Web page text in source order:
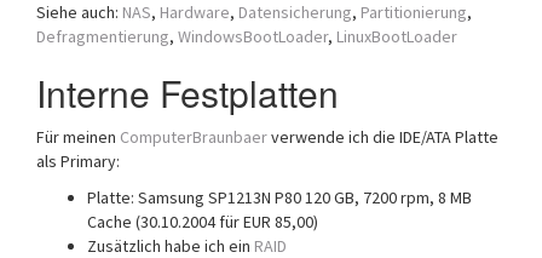
Siehe auch: NAS, Hardware, Datensicherung, Partitionierung,
Defragmentierung, WindowsBootLoader, LinuxBootLoader
Interne Festplatten
Für meinen ComputerBraunbaerverwende ich die IDE/ATA Platte
als Primary:
Platte: Samsung SP1213N P80 120 GB, 7200 rpm, 8 MB
Cache (30.10.2004 für EUR 85,00)
Zusätzlich habe ich ein RAID